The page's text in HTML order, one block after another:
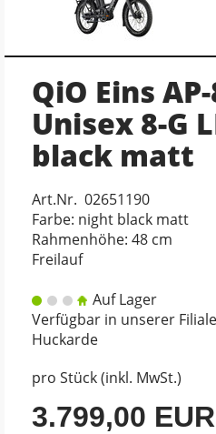
QiO Eins
Unisex 8-G
black matt
Art.Nr. 02651190
Farbe: night black matt
Rahmenhöhe: 48 cm
Freilauf
Auf Lager
Verfügbar in unserer
Huckarde
pro Stück (inkl. MwSt.)
3.799,00 EUR